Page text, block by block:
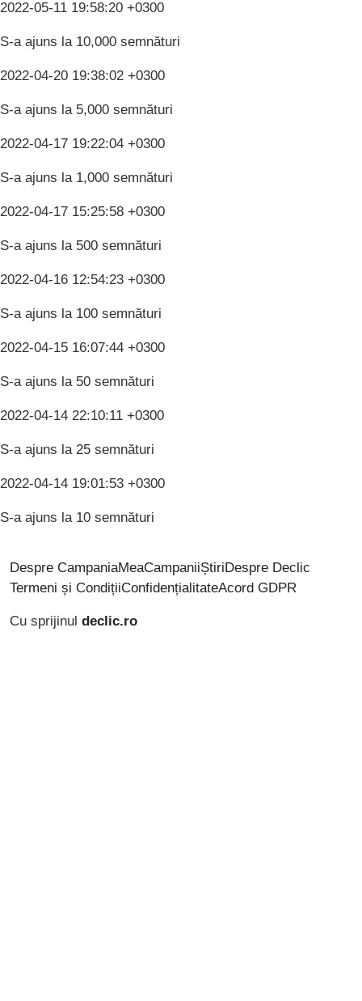
2022-05-11 19:58:20 +0300
S-a ajuns la 10,000 semnături
2022-04-20 19:38:02 +0300
S-a ajuns la 5,000 semnături
2022-04-17 19:22:04 +0300
S-a ajuns la 1,000 semnături
2022-04-17 15:25:58 +0300
S-a ajuns la 500 semnături
2022-04-16 12:54:23 +0300
S-a ajuns la 100 semnături
2022-04-15 16:07:44 +0300
S-a ajuns la 50 semnături
2022-04-14 22:10:11 +0300
S-a ajuns la 25 semnături
2022-04-14 19:01:53 +0300
S-a ajuns la 10 semnături
Despre CampaniaMeaCampaniiȘtiriDespre Declic
Termeni și CondițiiConfidențialitateAcord GDPR
Cu sprijinul declic.ro